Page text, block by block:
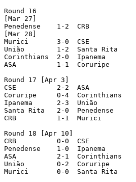
Round 16
[Mar 27]
Penedense    1-2  CRB
[Mar 28]
Murici	     3-0  CSE
União	     1-2  Santa Rita
Corinthians  2-0  Ipanema
ASA	     1-1  Coruripe
Round 17 [Apr 3]
CSE	     2-2  ASA
Coruripe     0-4  Corinthians
Ipanema	     2-3  União
Santa Rita   2-0  Penedense		(played in Maceió)
CRB	     1-1  Murici
Round 18 [Apr 10]
CRB	     0-0  CSE
Penedense    1-0  Ipanema
ASA	     2-1  Corinthians
União	     0-2  Coruripe
Murici	     0-0  Santa Rita